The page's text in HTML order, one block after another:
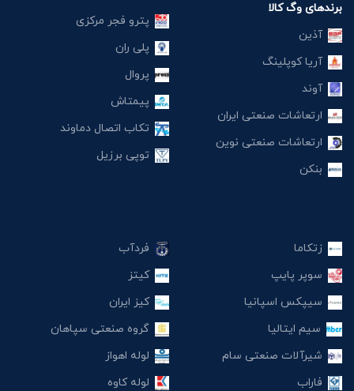
برندهای وگ کالا
آذین
آریا کوپلینگ
آوند
ارتعاشات صنعتی ایران
ارتعاشات صنعتی نوین
بنکن
پترو فجر مرکزی
پلی ران
پروال
پیمتاش
تکاب اتصال دماوند
توپی برزیل
زتکاما
سوپر پایپ
سیپکس اسپانیا
سیم ایتالیا
شیرآلات صنعتی سام
فاراب
فردآب
کیتز
کیز ایران
گروه صنعتی سپاهان
لوله اهواز
لوله کاوه